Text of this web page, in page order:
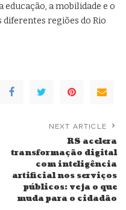
educação, a mobilidade e o
regiões do Rio
NEXT ARTICLE
RS acelera
transformação digital
com inteligência
artificial nos serviços
públicos: veja o que
muda para o cidadão